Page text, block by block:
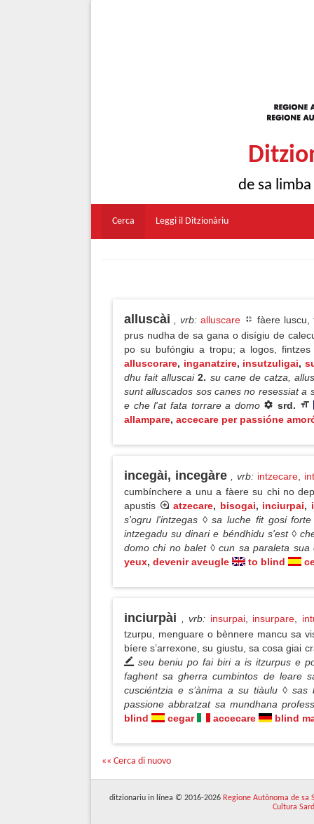
de sa
Cerca Leggi il Ditzionàriu
alluscài , vrb: alluscare
fàere luscu,
prus nudha de sa gana o disígiu de
po su bufóngiu a tropu; a logos,
alluscorare, inganatzire, insutzuligai,
dhu fait alluscai2. su cane de catza,
sunt alluscados sos canes no resessiat a
e che l'at fata torrare a domo
srd.
allampare, accecare per passióne
incegài, incegàre , vrb: intzecare
cumbínchere a unu a fàere su chi no
apustis
atzecare, bisogai, inciurpai,
s'ogru l'intzegas ◊ sa luche fit gosi
intzegadu su dinari e béndhidu s'est ◊
domo chi no balet ◊ cun sa paraleta
yeux, devenir aveugle to blind
inciurpài , vrb: insurpai, insurpare
tzurpu, menguare o bènnere mancu sa
bíere s’arrexone, su giustu, sa cosa giai
seu beniu po fai biri a is itzurpus e
faghent sa gherra cumbintos de leare
cusciéntzia e s’ànima a su tiàulu ◊
passione abbratzat sa mundhana
blind
cegar accecare blind
«« Cerca di nuovo
ditzionariu in línea © 2016-2026 Regione Autònoma de sa
Cultura